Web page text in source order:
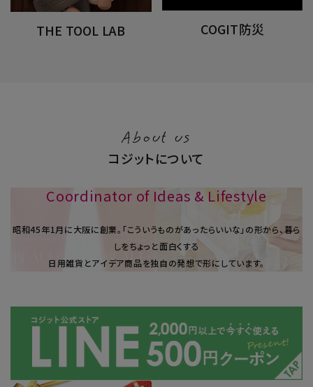
THE TOOL LAB COGIT防災
About us
コジットについて
Coordinator of Ideas & Lifestyle
昭和45年1⽉に大阪に創業。「こういうものがあったらいいな」の形から、暮ら
しをちょっと面白くする
日用雑貨とアイデア商品を独自の発想で形にしています。